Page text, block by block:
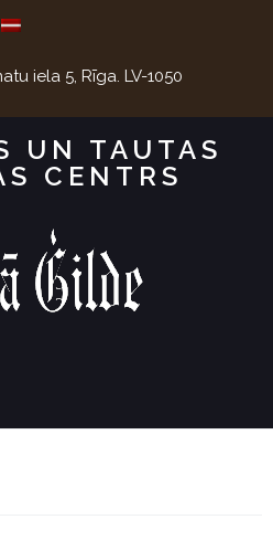
iela 5, Rīga. LV-1050
UN TAUTAS
CENTRS